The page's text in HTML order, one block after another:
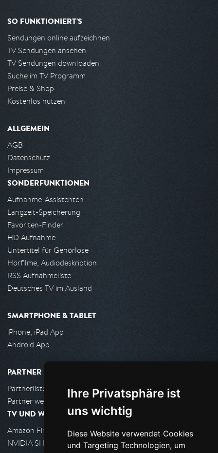
Ihre Privatsphäre ist
uns wichtig
Diese Website verwendet Cookies
und Targeting Technologien, um
SO FUNKTIONIERT'S
Sendungen online aufzeichnen
TV Sendungen ansehen
TV Sendungen downloaden
Suche im TV Programm
Preise & Shop
Kostenlos nutzen
ALLGEMEIN
AGB
Datenschutz
Impressum
SONDERFUNKTIONEN
Aufnahme-Assistenten
Langzeit-Speicherung
Favoriten-Finder
HD Aufnahme
Untertitel für Gehörlose
Hörfilme, Audiodeskription
RSS Aufnahmeliste
Deutsches TV im Ausland
SMARTPHONE & TABLET
iPhone, iPad App
Android App
PARTNER
Partnerliste
Partner werden
TV UND WOHNZIMMER
Amazon FireTV
NVIDIA SHIELD, Google TV